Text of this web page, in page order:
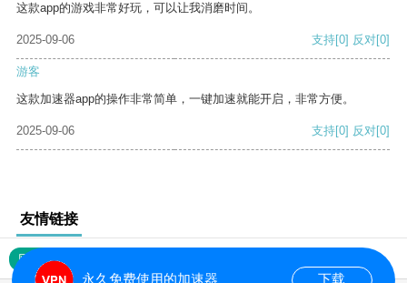
这款app的游戏非常好玩，可以让我消磨时间。
2025-09-06 支持[0] 反对[0]
游客
这款加速器app的操作非常简单，一键加速就能开启，非常方便。
2025-09-06 支持[0] 反对[0]
友情链接
网站地图
永久免费使用的加速器 下载